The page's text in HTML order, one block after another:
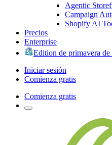
Agentic
Campaign
Shopify AI
Precios
Enterprise
Edition de primavera de
Iniciar sesión
Comienza gratis
Comienza gratis